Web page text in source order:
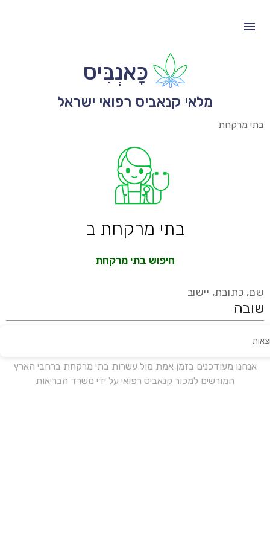
כָּאנְבִּיס
מלאי קנאביס רפואי ישראל
בתי מרקחת
בתי מרקחת ב
חיפוש בתי מרקחת
שם, כתובת, יישוב
אנחנו מעודכנים בזמן אמת מול עשרות בתי מרקחת ברחבי הארץ
המורשים למכור קנאביס רפואי על ידי משרד הבריאות